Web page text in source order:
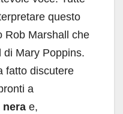
questo
Rob Marshall che
di Mary Poppins.
fatto discutere
a
nera e,